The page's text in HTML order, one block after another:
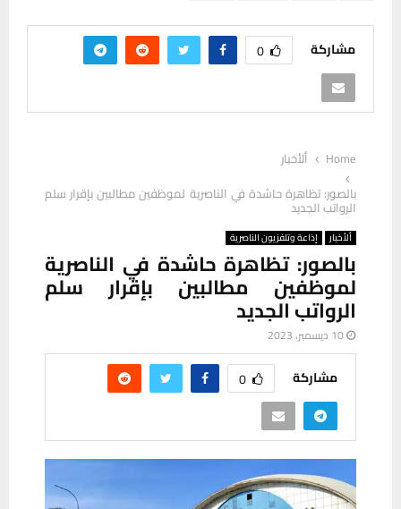
مشاركة 0
Home
ألأخبار
بالصور: ‏تظاهرة حاشدة في الناصرية لموظفين مطالبين بإقرار سلم
الرواتب الجديد‏
ألأخبار إذاعة وتلفزيون الناصرية
بالصور: ‏تظاهرة حاشدة في الناصرية
لموظفين مطالبين بإقرار سلم
الرواتب الجديد‏
10 ديسمبر، 2023
مشاركة 0